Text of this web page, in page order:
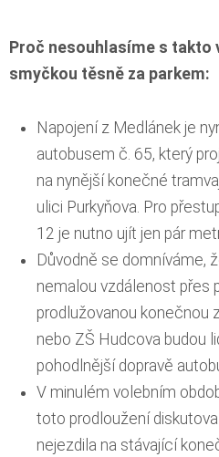
Proč nesouhlasíme s takto
smyčkou těsně za parkem:
Napojení z Medlánek je
autobusem č. 65, který
na nynější konečné
ulici Purkyňova. Pro
12 je nutno ujít jen pár
Důvodně se domníváme,
nemalou vzdálenost přes
prodlužovanou konečnou
nebo ZŠ Hudcova budou
pohodlnější dopravě
V minulém volebním
toto prodloužení
nejezdila na stávající